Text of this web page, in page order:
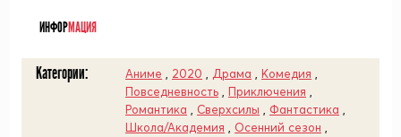
ИНФОРМАЦИЯ
Категории: Аниме 2020 Драма Комедия
Повседневность
Приключения
Романтика
Сверхсилы Фантастика
Школа/Академия
Осенний сезон